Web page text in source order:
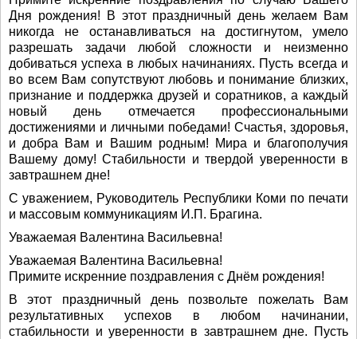
Дня рождения! В этот праздничный день желаем Вам
никогда не останавливаться на достигнутом, умело
разрешать задачи любой сложности и неизменно
добиваться успеха в любых начинаниях. Пусть всегда и
во всем Вам сопутствуют любовь и понимание близких,
признание и поддержка друзей и соратников, а каждый
новый день отмечается профессиональными
достижениями и личными победами! Счастья, здоровья,
и добра Вам и Вашим родным! Мира и благополучия
Вашему дому! Стабильности и твердой уверенности в
завтрашнем дне!
С уважением, Руководитель Республики Коми по печати
и массовым коммуникациям И.П. Брагина.
Уважаемая Валентина Васильевна!
Уважаемая Валентина Васильевна!
Примите искренние поздравления с Днём рождения!
В этот праздничный день позвольте пожелать Вам
результативных успехов в любом начинании,
стабильности и уверенности в завтрашнем дне. Пусть